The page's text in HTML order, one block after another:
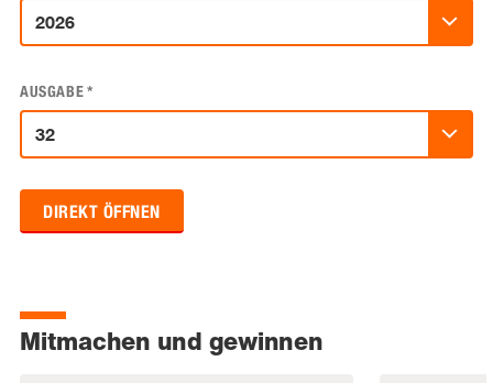
AUSGABE*
DIREKT ÖFFNEN
Mitmachen und gewinnen